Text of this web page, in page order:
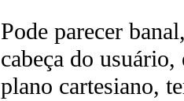
Pode parecer
cabeça do
plano cartesiano,